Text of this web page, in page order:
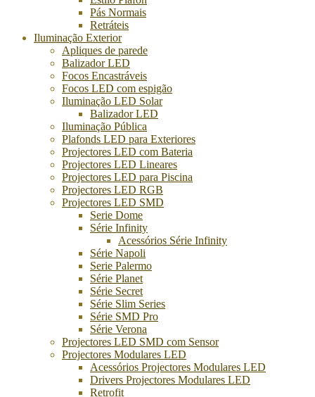
Pás Normais
Retráteis
Iluminação Exterior
Apliques de parede
Balizador LED
Focos Encastráveis
Focos LED com espigão
Iluminação LED Solar
Balizador LED
Iluminação Pública
Plafonds LED para Exteriores
Projectores LED com Bateria
Projectores LED Lineares
Projectores LED para Piscina
Projectores LED RGB
Projectores LED SMD
Serie Dome
Série Infinity
Acessórios Série Infinity
Série Napoli
Serie Palermo
Série Planet
Série Secret
Série Slim Series
Série SMD Pro
Série Verona
Projectores LED SMD com Sensor
Projectores Modulares LED
Acessórios Projectores Modulares LED
Drivers Projectores Modulares LED
Retrofit